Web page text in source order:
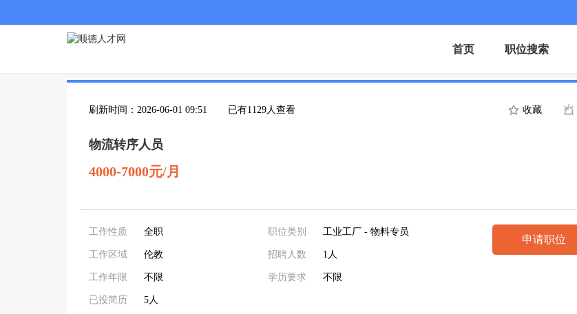
首页 职位搜索
刷新时间：2026-06-01 09:51 已有1129人查看 收藏
物流转序人员
4000-7000元/月
工作性质 全职
工作区域 伦教
工作年限 不限
已投简历 5人
职位类别 工业工厂 - 物料专员
招聘人数 1人
学历要求 不限
申请职位